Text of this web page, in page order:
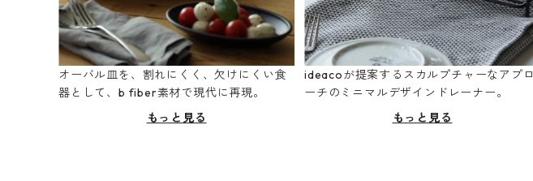
オーバル皿を、割れにくく、欠けにくい食
器として、b fiber素材で現代に再現。
もっと見る
ideacoが提案するスカルプチャーなアプロ
ーチのミニマルデザインドレーナー。
もっと見る